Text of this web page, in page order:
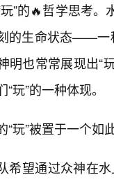
”的🔥哲学思考。
的生命状态——一
明也常常展现出“
玩”的一种体现。
“玩”被置于一个如
希望通过众神在